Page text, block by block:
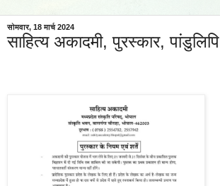
सोमवार, 18 मार्च 2024
साहित्य अकादमी, पुरस्कार, पांडुलिपि